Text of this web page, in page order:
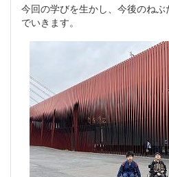
今回の学びを生かし、今後のね
でいきます。